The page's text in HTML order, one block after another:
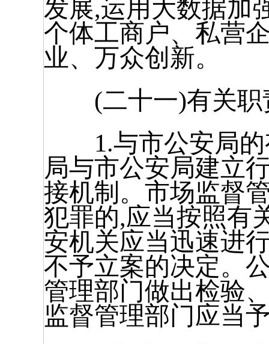
发展,运用大数据加
个体工商户、私营
业、万众创新。
(二十一)有关职
1.与市公安局的
局与市公安局建立
接机制。市场监督
犯罪的,应当按照有
安机关应当迅速进
不予立案的决定。
管理部门做出检验
监督管理部门应当